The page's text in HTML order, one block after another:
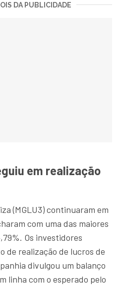
DA PUBLICIDADE
em realização
(MGLU3) continuaram em
com uma das maiores
Os investidores
de realização de lucros de
divulgou um balanço
linha com o esperado pelo